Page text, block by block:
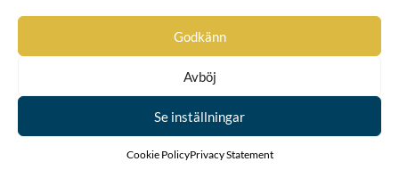
Godkänn
Avböj
Se inställningar
Cookie PolicyPrivacy Statement
38
Carpelan
Ållongren i Östergötland
43
Kruse af Elghammar
Lilliesparre af Fylleskog
45
Rosladin
Krabbe af Svaneby